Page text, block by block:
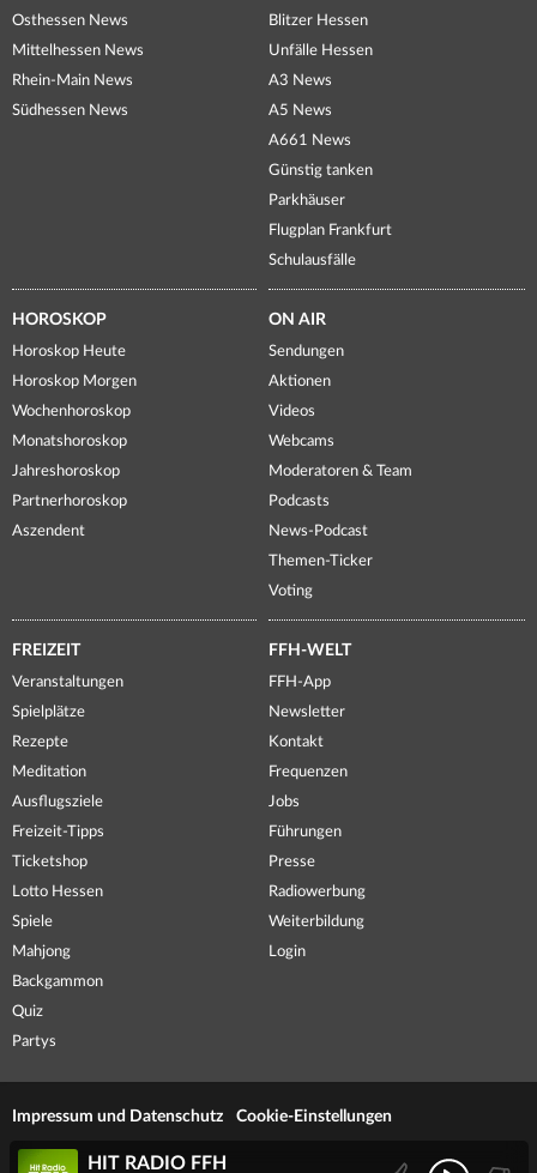
Osthessen News
Mittelhessen News
Rhein-Main News
Südhessen News
Blitzer Hessen
Unfälle Hessen
A3 News
A5 News
A661 News
Günstig tanken
Parkhäuser
Flugplan Frankfurt
Schulausfälle
HOROSKOP
Horoskop Heute
Horoskop Morgen
Wochenhoroskop
Monatshoroskop
Jahreshoroskop
Partnerhoroskop
Aszendent
ON AIR
Sendungen
Aktionen
Videos
Webcams
Moderatoren & Team
Podcasts
News-Podcast
Themen-Ticker
Voting
FREIZEIT
Veranstaltungen
Spielplätze
Rezepte
Meditation
Ausflugsziele
Freizeit-Tipps
Ticketshop
Lotto Hessen
Spiele
Mahjong
Backgammon
Quiz
Partys
FFH-WELT
FFH-App
Newsletter
Kontakt
Frequenzen
Jobs
Führungen
Presse
Radiowerbung
Weiterbildung
Login
Impressum und Datenschutz Cookie-Einstellungen
HIT RADIO FFH